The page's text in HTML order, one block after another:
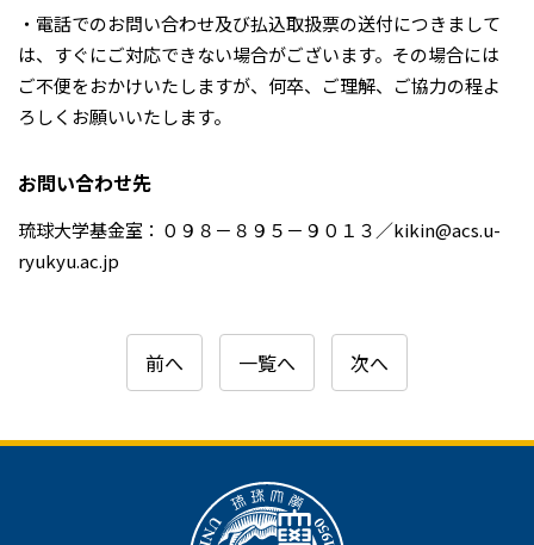
・電話でのお問い合わせ及び払込取扱票の送付につきまして
は、すぐにご対応できない場合がございます。その場合には
ご不便をおかけいたしますが、何卒、ご理解、ご協力の程よ
ろしくお願いいたします。
お問い合わせ先
琉球大学基金室：０９８－８９５－９０１３／kikin@acs.u-
ryukyu.ac.jp
前へ 一覧へ 次へ